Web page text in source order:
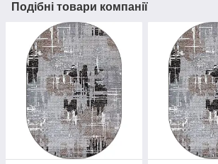
Подібні товари компанії